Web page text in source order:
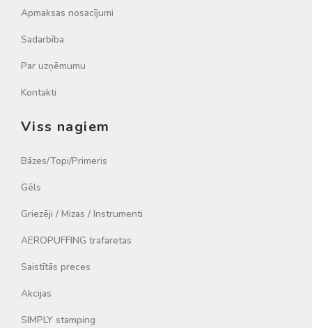
Apmaksas nosacījumi
Sadarbība
Par uzņēmumu
Kontakti
Viss nagiem
Bāzes/Topi/Primeris
Gēls
Griezēji / Mizas / Instrumenti
AEROPUFFING trafaretas
Saistītās preces
Akcijas
SIMPLY stamping